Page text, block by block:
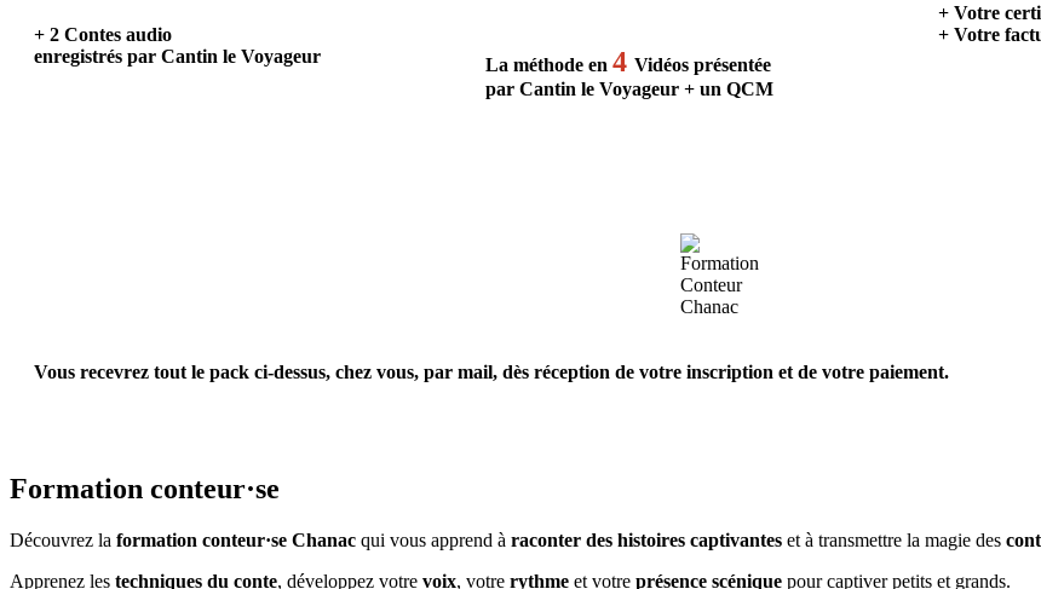
+ 2 Contes audio
enregistrés par Cantin le Voyageur
La méthode en4Vidéos présentée
par Cantin le Voyageur + un QCM
+ Votre
+ Votre
Vous recevrez tout le pack ci-dessus, chez vous, par mail, dès réception de votre inscription et de votre paiement.
Formation conteur·se
Découvrez la formation conteur·se Chanac qui vous apprend à raconter des histoires captivantes et à transmettre la magie des
Apprenez les techniques du conte, développez votre voix, votre rythme et votre présence scénique pour captiver petits et grands.